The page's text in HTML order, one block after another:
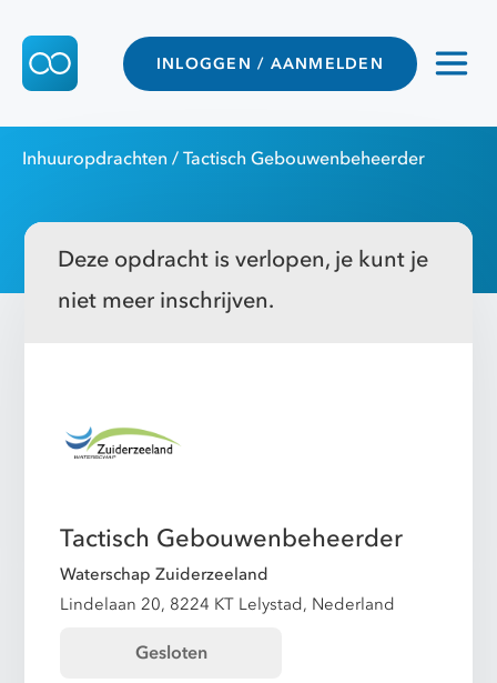
INLOGGEN / AANMELDEN
Inhuuropdrachten / Tactisch Gebouwenbeheerder
Deze opdracht is verlopen, je kunt je
niet meer inschrijven.
Tactisch Gebouwenbeheerder
Waterschap Zuiderzeeland
Lindelaan 20, 8224 KT Lelystad, Nederland
Gesloten